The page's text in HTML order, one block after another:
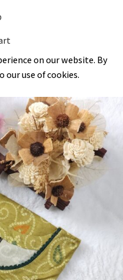
on our website. By
use of cookies.